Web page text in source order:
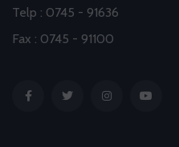
Telp : 0745 - 91636
Fax : 0745 - 91100